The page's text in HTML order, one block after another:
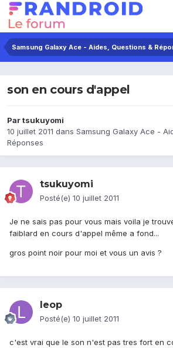
Samsung Galaxy Ace - Aides, Questions &
son en cours d'appel
Partsukuyomi
10 juillet 2011 dans Samsung Galaxy Ace -
Réponses
tsukuyomi
Posté(e) 10 juillet 2011
Je ne sais pas pour vous mais voila je
faiblard en cours d'appel même a fond...
gros point noir pour moi et vous un avis ?
leop
Posté(e) 10 juillet 2011
c'est vrai que le son n'est pas tres fort en